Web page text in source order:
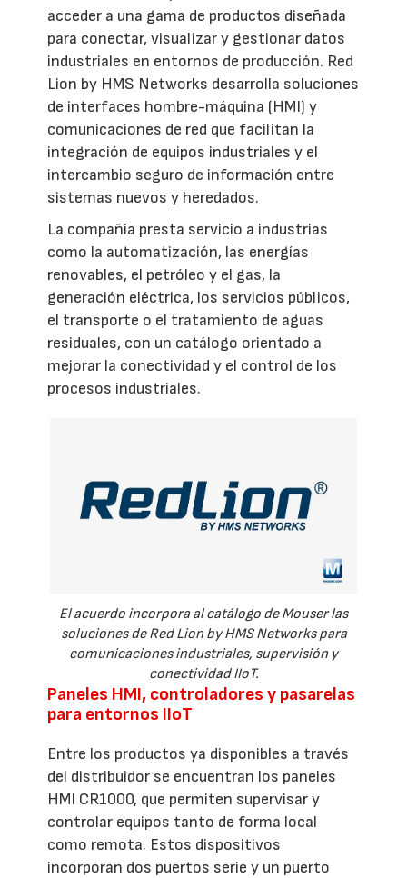
acceder a una gama de productos diseñada
para conectar, visualizar y gestionar datos
industriales en entornos de producción. Red
Lion by HMS Networks desarrolla soluciones
de interfaces hombre-máquina (HMI) y
comunicaciones de red que facilitan la
integración de equipos industriales y el
intercambio seguro de información entre
sistemas nuevos y heredados.
La compañía presta servicio a industrias
como la automatización, las energías
renovables, el petróleo y el gas, la
generación eléctrica, los servicios públicos,
el transporte o el tratamiento de aguas
residuales, con un catálogo orientado a
mejorar la conectividad y el control de los
procesos industriales.
El acuerdo incorpora al catálogo de Mouser las
soluciones de Red Lion by HMS Networks para
comunicaciones industriales, supervisión y
conectividad IIoT.
Paneles HMI, controladores y pasarelas
para entornos IIoT
Entre los productos ya disponibles a través
del distribuidor se encuentran los paneles
HMI CR1000, que permiten supervisar y
controlar equipos tanto de forma local
como remota. Estos dispositivos
incorporan dos puertos serie y un puerto